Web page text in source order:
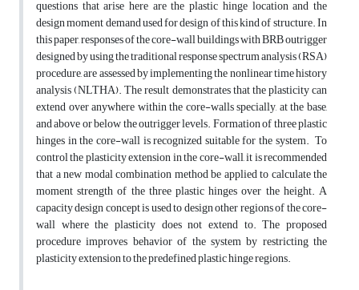
questions that arise here are the plastic hinge location and the
design moment demand used for design of this kind of structure. In
this paper, responses of the core-wall buildings with BRB outrigger
designed by using the traditional response spectrum analysis (RSA)
procedure, are assessed by implementing the nonlinear time history
analysis (NLTHA). The result demonstrates that the plasticity can
extend over anywhere within the core-walls specially, at the base,
and above or below the outrigger levels. Formation of three plastic
hinges in the core-wall is recognized suitable for the system. To
control the plasticity extension in the core-wall, it is recommended
that a new modal combination method be applied to calculate the
moment strength of the three plastic hinges over the height. A
capacity design concept is used to design other regions of the core-
wall where the plasticity does not extend to. The proposed
procedure improves behavior of the system by restricting the
plasticity extension to the predefined plastic hinge regions.